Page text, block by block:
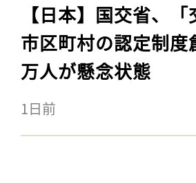
【日本】国交省、
市区町村の認定制
万人が懸念状態
1日前